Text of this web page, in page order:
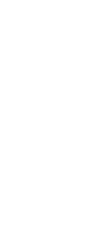
현재 대
면서 일
해당 지
전용지
구청은
중교통
하지만